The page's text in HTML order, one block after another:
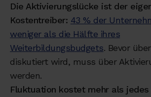
Die Aktivierungslücke ist der
Kostentreiber: 43 % der
weniger als die Hälfte ihres
Weiterbildungsbudgets. Bevor
diskutiert wird, muss über
werden.
Fluktuation kostet mehr als jedes